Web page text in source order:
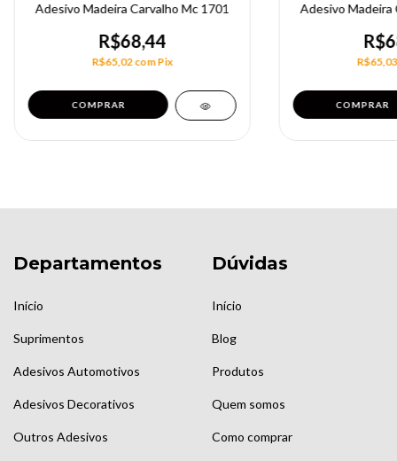
Adesivo Madeira Carvalho Mc 1701
R$68,44
R$65,02comPix
COMPRAR
Adesivo Madeira
COMPRAR
Departamentos
Início
Suprimentos
Adesivos Automotivos
Adesivos Decorativos
Outros Adesivos
Dúvidas
Início
Blog
Produtos
Quem somos
Como comprar